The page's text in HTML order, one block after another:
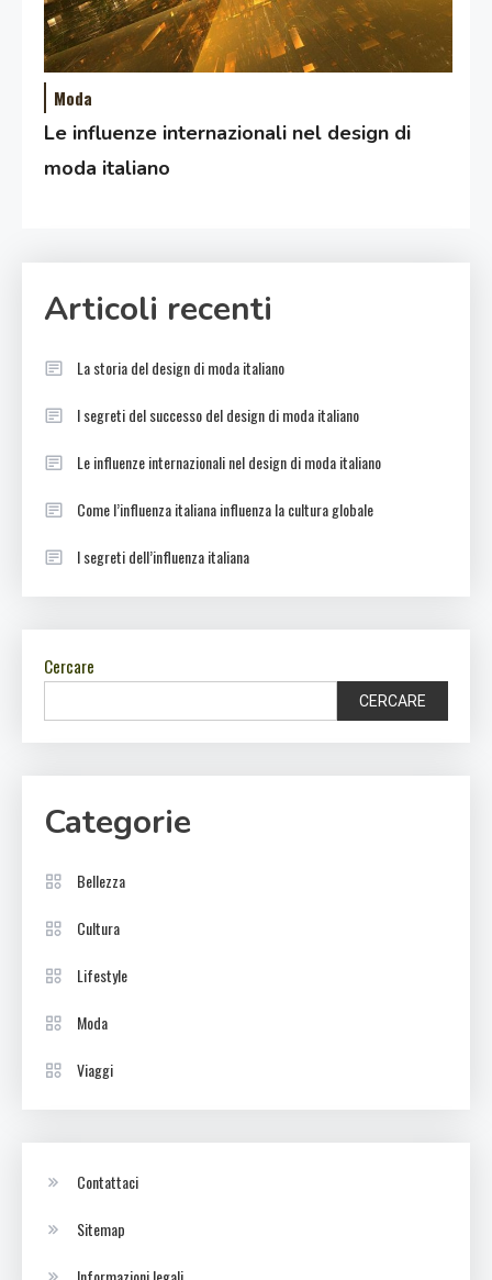
Moda
Le influenze internazionali nel design di
moda italiano
Articoli recenti
La storia del design di moda italiano
I segreti del successo del design di moda italiano
Le influenze internazionali nel design di moda italiano
Come l’influenza italiana influenza la cultura globale
I segreti dell’influenza italiana
Cercare
CERCARE
Categorie
Bellezza
Cultura
Lifestyle
Moda
Viaggi
Contattaci
Sitemap